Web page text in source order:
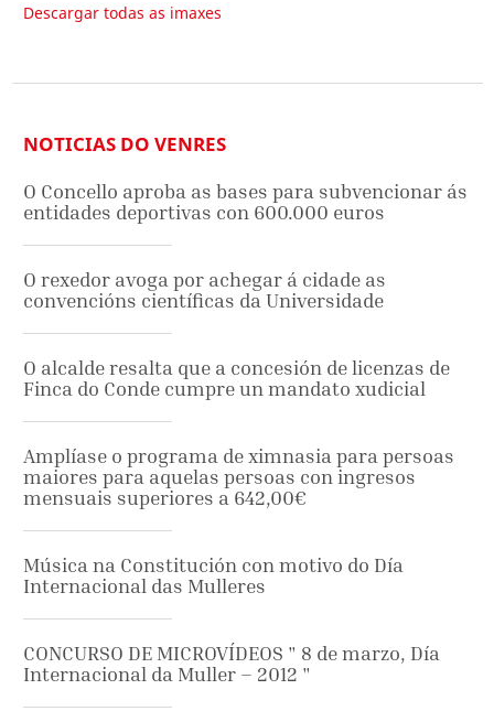
Descargar todas as imaxes
NOTICIAS DO VENRES
O Concello aproba as bases para subvencionar ás
entidades deportivas con 600.000 euros
O rexedor avoga por achegar á cidade as
convencións científicas da Universidade
O alcalde resalta que a concesión de licenzas de
Finca do Conde cumpre un mandato xudicial
Amplíase o programa de ximnasia para persoas
maiores para aquelas persoas con ingresos
mensuais superiores a 642,00€
Música na Constitución con motivo do Día
Internacional das Mulleres
CONCURSO DE MICROVÍDEOS " 8 de marzo, Día
Internacional da Muller – 2012 "